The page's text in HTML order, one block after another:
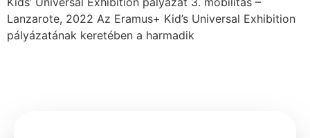
Lanzarote, 2022 Az Eramus+ Kid’s Universal Exhibition
pályázatának keretében a harmadik